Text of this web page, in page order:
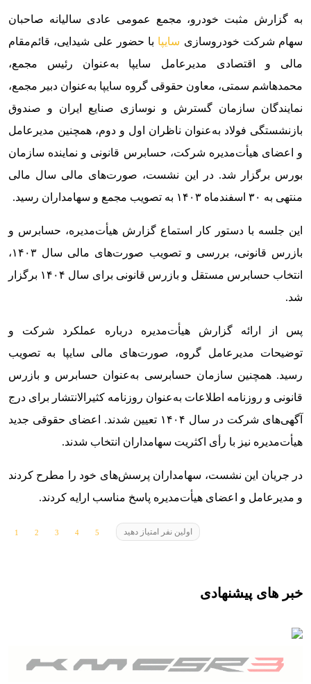
به گزارش مثبت خودرو، مجمع عمومی عادی سالیانه صاحبان
سهام شرکت خودروسازی سایپا با حضور علی شیدایی، قائم‌مقام
مالی و اقتصادی مدیرعامل سایپا به‌عنوان رئیس مجمع،
محمدهاشم سمتی، معاون حقوقی گروه سایپا به‌عنوان دبیر مجمع،
نمایندگان سازمان گسترش و نوسازی صنایع ایران و صندوق
بازنشستگی فولاد به‌عنوان ناظران اول و دوم، همچنین مدیرعامل
و اعضای هیأت‌مدیره شرکت، حسابرس قانونی و نماینده سازمان
بورس برگزار شد. در این نشست، صورت‌های مالی سال مالی
منتهی به ۳۰ اسفندماه ۱۴۰۳ به تصویب مجمع و سهامداران رسید.
این جلسه با دستور کار استماع گزارش هیأت‌مدیره، حسابرس و
بازرس قانونی، بررسی و تصویب صورت‌های مالی سال ۱۴۰۳،
انتخاب حسابرس مستقل و بازرس قانونی برای سال ۱۴۰۴ برگزار
شد.
پس از ارائه گزارش هیأت‌مدیره درباره عملکرد شرکت و
توضیحات مدیرعامل گروه، صورت‌های مالی سایپا به تصویب
رسید. همچنین سازمان حسابرسی به‌عنوان حسابرس و بازرس
قانونی و روزنامه اطلاعات به‌عنوان روزنامه کثیرالانتشار برای درج
آگهی‌های شرکت در سال ۱۴۰۴ تعیین شدند. اعضای حقوقی جدید
هیأت‌مدیره نیز با رأی اکثریت سهامداران انتخاب شدند.
در جریان این نشست، سهامداران پرسش‌های خود را مطرح کردند
و مدیرعامل و اعضای هیأت‌مدیره پاسخ‌ مناسب ارایه کردند.
اولین نفر امتیاز دهید
خبر های پیشنهادی